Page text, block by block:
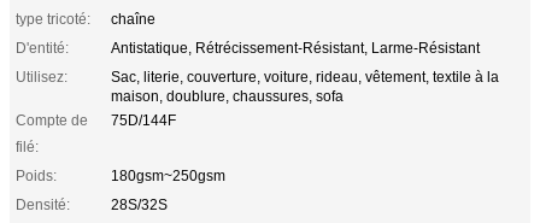
type tricoté:
chaîne
D'entité:
Antistatique, Rétrécissement-Résistant, Larme-Résistant
Utilisez:
Sac, literie, couverture, voiture, rideau, vêtement, textile à la
maison, doublure, chaussures, sofa
Compte de
filé:
75D/144F
Poids:
180gsm~250gsm
Densité:
28S/32S